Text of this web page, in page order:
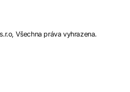
Všechna práva vyhrazena.